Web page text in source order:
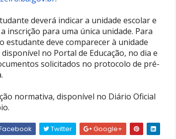
deverá indicar a unidade escolar e
inscrição para uma única unidade. Para
estudante deve comparecer à unidade
no Portal de Educação, no dia e
solicitados no protocolo de pré-
normativa, disponível no Diário Oficial
Twitter Google+